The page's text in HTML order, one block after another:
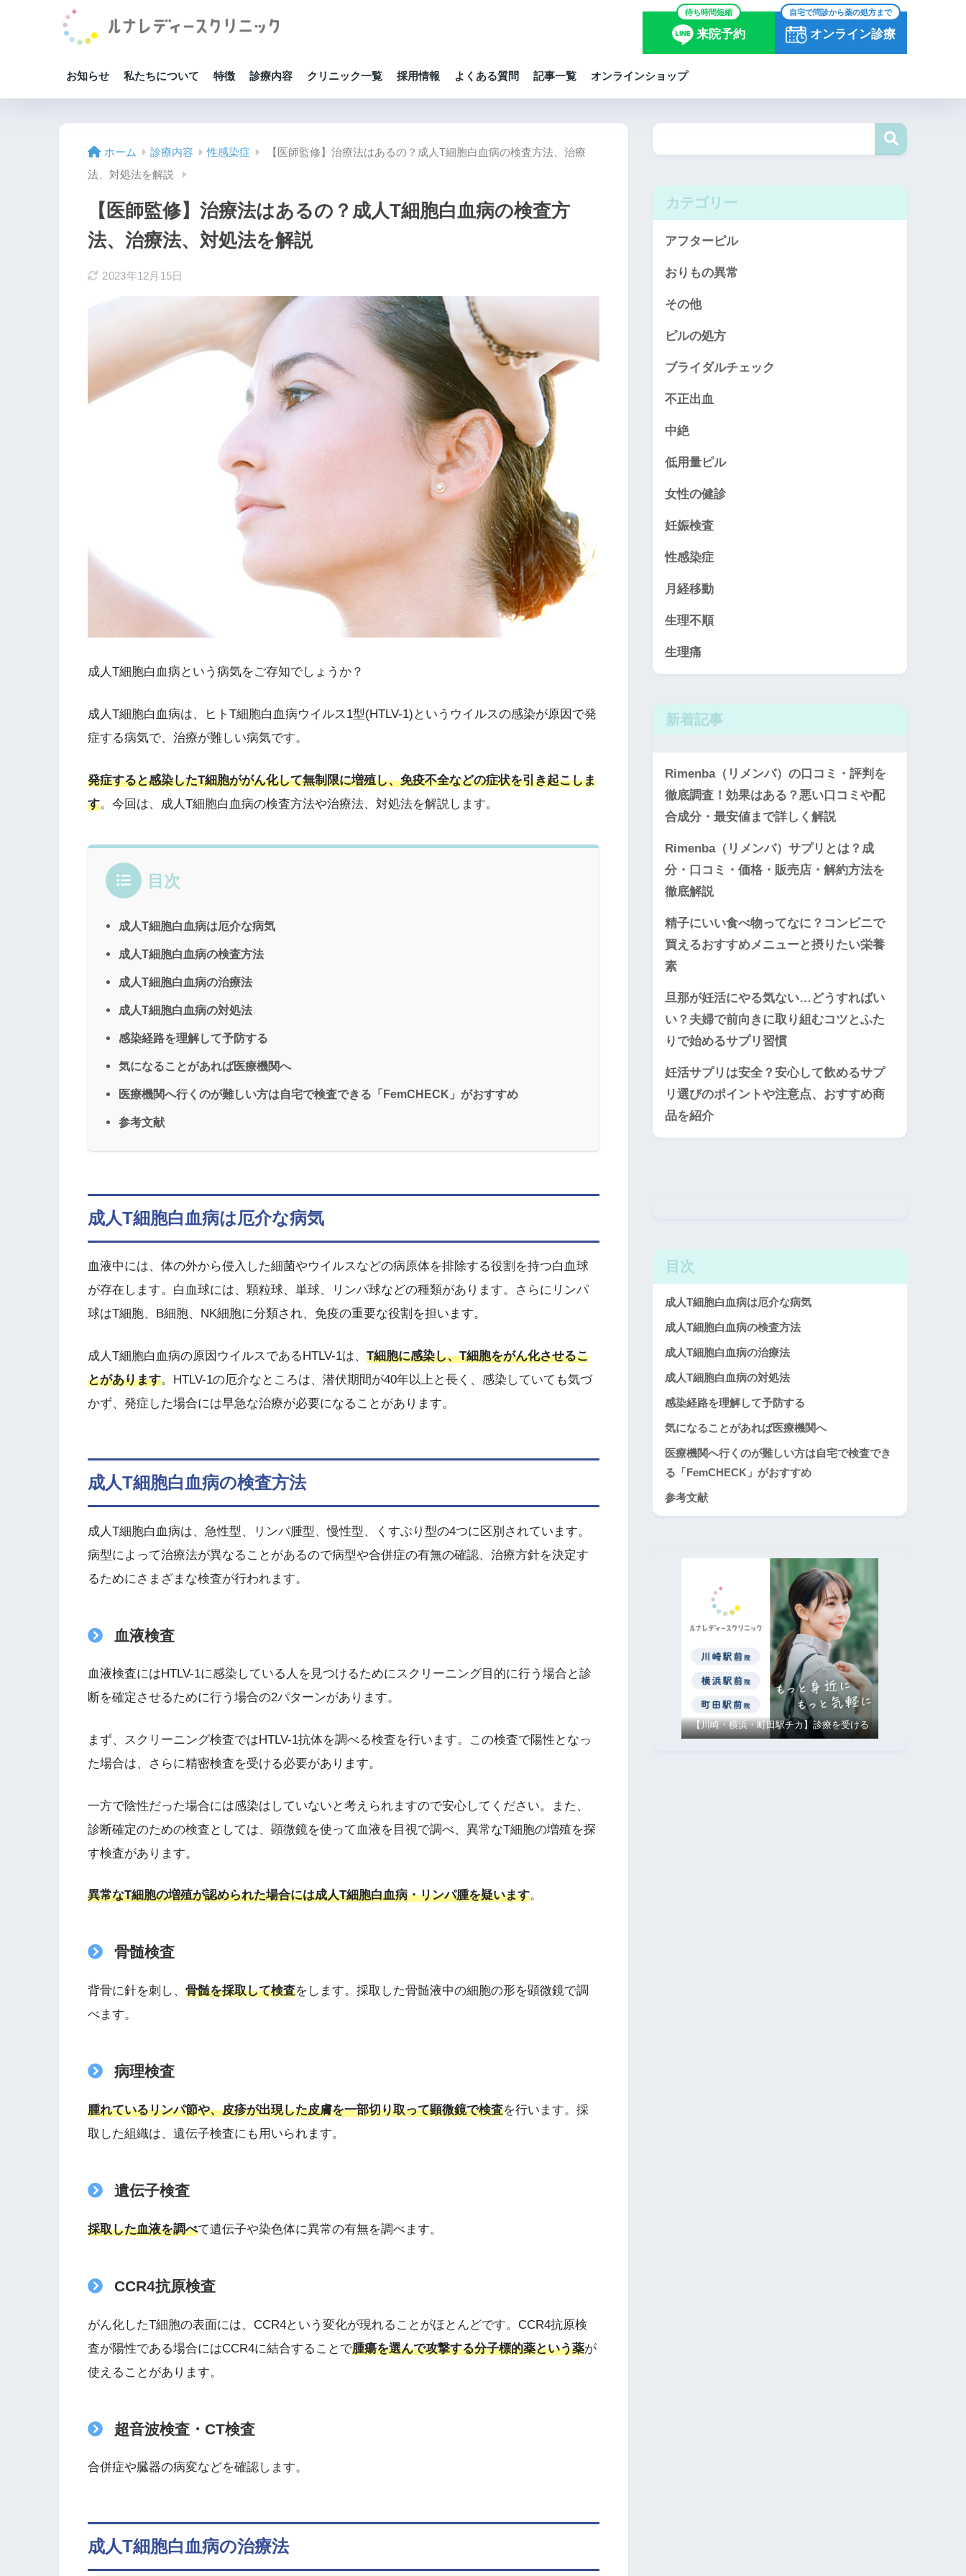
待ち時間短縮
来院予約
自宅で問診から薬の処方まで
オンライン診療
お知らせ 私たちについて 特徴 診療内容 クリニック一覧 採用情報 よくある質問 記事一覧 オンラインショップ
ホーム 診療内容 性感染症
【医師監修】治療法はあるの？成人T細胞白血病の検査方法、治療
法、対処法を解説
【医師監修】治療法はあるの？成人T細胞白血病の検査方
法、治療法、対処法を解説
2023年12月15日
成人T細胞白血病という病気をご存知でしょうか？
成人T細胞白血病は、ヒトT細胞白血病ウイルス1型(HTLV-1)というウイルスの感染が原因で発
症する病気で、治療が難しい病気です。
発症すると感染したT細胞ががん化して無制限に増殖し、免疫不全などの症状を引き起こしま
す。今回は、成人T細胞白血病の検査方法や治療法、対処法を解説します。
目次
成人T細胞白血病は厄介な病気
成人T細胞白血病の検査方法
成人T細胞白血病の治療法
成人T細胞白血病の対処法
感染経路を理解して予防する
気になることがあれば医療機関へ
医療機関へ行くのが難しい方は自宅で検査できる「FemCHECK」がおすすめ
参考文献
成人T細胞白血病は厄介な病気
血液中には、体の外から侵入した細菌やウイルスなどの病原体を排除する役割を持つ白血球
が存在します。白血球には、顆粒球、単球、リンパ球などの種類があります。さらにリンパ
球はT細胞、B細胞、NK細胞に分類され、免疫の重要な役割を担います。
成人T細胞白血病の原因ウイルスであるHTLV-1は、 T細胞に感染し、T細胞をがん化させるこ
とがあります。HTLV-1の厄介なところは、潜伏期間が40年以上と長く、感染していても気づ
かず、発症した場合には早急な治療が必要になることがあります。
成人T細胞白血病の検査方法
成人T細胞白血病は、急性型、リンパ腫型、慢性型、くすぶり型の4つに区別されています。
病型によって治療法が異なることがあるので病型や合併症の有無の確認、治療方針を決定す
るためにさまざまな検査が行われます。
血液検査
血液検査にはHTLV-1に感染している人を見つけるためにスクリーニング目的に行う場合と診
断を確定させるために行う場合の2パターンがあります。
まず、スクリーニング検査ではHTLV-1抗体を調べる検査を行います。この検査で陽性となっ
た場合は、さらに精密検査を受ける必要があります。
一方で陰性だった場合には感染はしていないと考えられますので安心してください。また、
診断確定のための検査としては、顕微鏡を使って血液を目視で調べ、異常なT細胞の増殖を探
す検査があります。
異常なT細胞の増殖が認められた場合には成人T細胞白血病・リンパ腫を疑います。
骨髄検査
背骨に針を刺し、 骨髄を採取して検査をします。採取した骨髄液中の細胞の形を顕微鏡で調
べます。
病理検査
腫れているリンパ節や、皮疹が出現した皮膚を一部切り取って顕微鏡で検査を行います。採
取した組織は、遺伝子検査にも用いられます。
遺伝子検査
採取した血液を調べて遺伝子や染色体に異常の有無を調べます。
CCR4抗原検査
がん化したT細胞の表面には、CCR4という変化が現れることがほとんどです。CCR4抗原検
査が陽性である場合にはCCR4に結合することで腫瘍を選んで攻撃する分子標的薬という薬が
使えることがあります。
超音波検査・CT検査
合併症や臓器の病変などを確認します。
成人T細胞白血病の治療法
カテゴリー
アフターピル
おりもの異常
その他
ピルの処方
ブライダルチェック
不正出血
中絶
低用量ピル
女性の健診
妊娠検査
性感染症
月経移動
生理不順
生理痛
新着記事
Rimenba（リメンバ）の口コミ・評判を
徹底調査！効果はある？悪い口コミや配
合成分・最安値まで詳しく解説
Rimenba（リメンバ）サプリとは？成
分・口コミ・価格・販売店・解約方法を
徹底解説
精子にいい食べ物ってなに？コンビニで
買えるおすすめメニューと摂りたい栄養
素
旦那が妊活にやる気ない…どうすればい
い？夫婦で前向きに取り組むコツとふた
りで始めるサプリ習慣
妊活サプリは安全？安心して飲めるサプ
リ選びのポイントや注意点、おすすめ商
品を紹介
目次
成人T細胞白血病は厄介な病気
成人T細胞白血病の検査方法
成人T細胞白血病の治療法
成人T細胞白血病の対処法
感染経路を理解して予防する
気になることがあれば医療機関へ
医療機関へ行くのが難しい方は自宅で検査でき
る「FemCHECK」がおすすめ
参考文献
【川崎・横浜・町田駅チカ】診療を受ける